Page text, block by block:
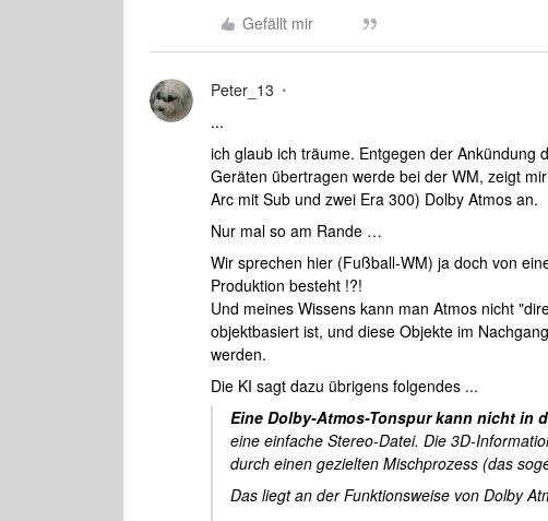
Gefällt mir
Peter_13
...
ich glaub ich träume. Entgegen der Ankündung
Geräten übertragen werde bei der WM, zeigt
Arc mit Sub und zwei Era 300) Dolby Atmos an.
Nur mal so am Rande …
Wir sprechen hier (Fußball-WM) ja doch von
Produktion besteht !?!
Und meines Wissens kann man Atmos nicht
objektbasiert ist, und diese Objekte im
werden.
Die KI sagt dazu übrigens folgendes ...
Eine Dolby-Atmos-Tonspur kann nicht in
eine einfache Stereo-Datei. Die 3D-
durch einen gezielten Mischprozess (das
Das liegt an der Funktionsweise von Dolby